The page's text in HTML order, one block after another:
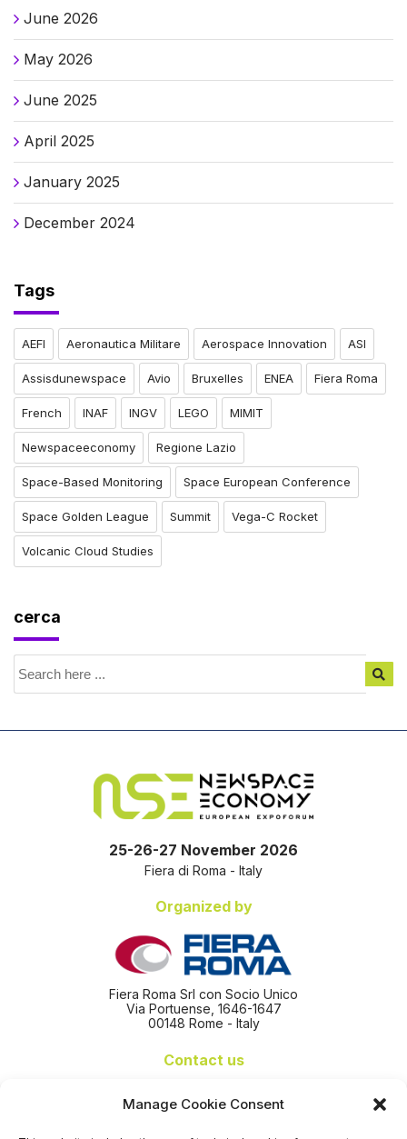
Manage Cookie Consent
June 2026
May 2026
June 2025
April 2025
January 2025
December 2024
Tags
AEFI Aeronautica Militare Aerospace Innovation ASI
Assisdunewspace Avio Bruxelles ENEA Fiera Roma
French INAF INGV LEGO MIMIT
Newspaceeconomy Regione Lazio
Space-Based Monitoring Space European Conference
Space Golden League Summit Vega-C Rocket
Volcanic Cloud Studies
cerca
25-26-27 November 2026
Fiera di Roma - Italy
Organized by
Fiera Roma Srl con Socio Unico
Via Portuense, 1646-1647
00148 Rome - Italy
Contact us
info@nseexpoforum.com